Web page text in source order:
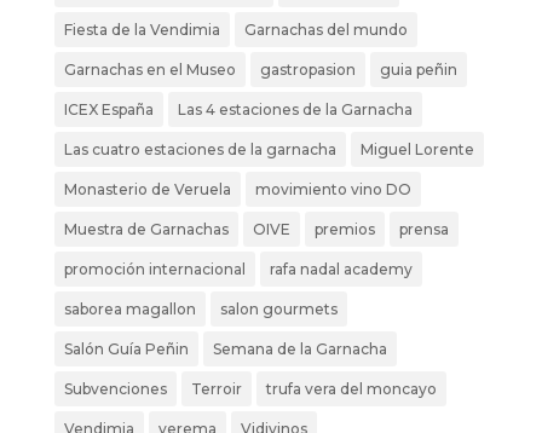
Fiesta de la Vendimia Garnachas del mundo
Garnachas en el Museo gastropasion guia peñin
ICEX España Las 4 estaciones de la Garnacha
Las cuatro estaciones de la garnacha Miguel Lorente
Monasterio de Veruela movimiento vino DO
Muestra de Garnachas OIVE premios prensa
promoción internacional rafa nadal academy
saborea magallon salon gourmets
Salón Guía Peñin Semana de la Garnacha
Subvenciones Terroir trufa vera del moncayo
Vendimia verema Vidivinos